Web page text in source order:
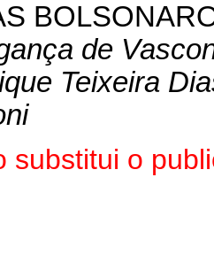
de
Teixeira
substitui o